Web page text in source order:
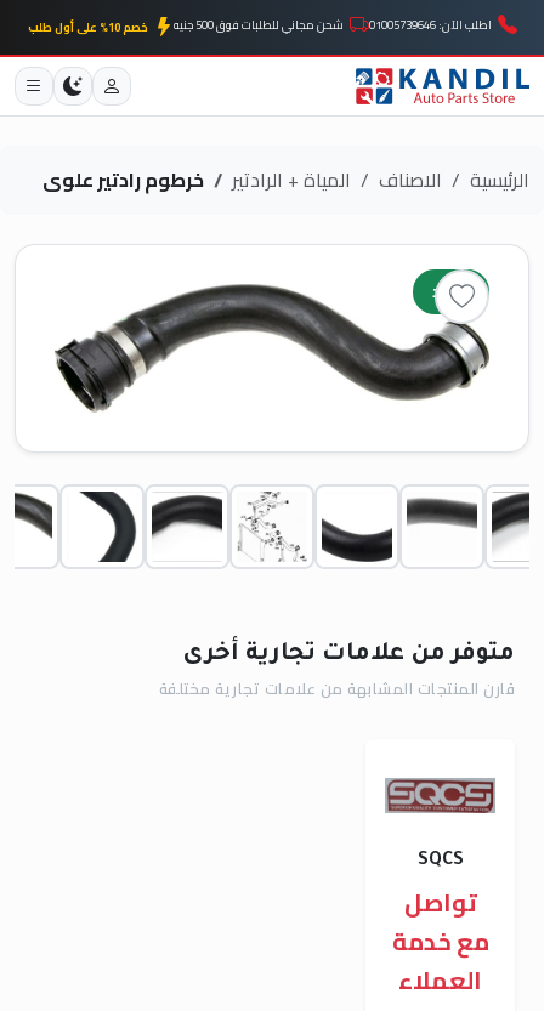
اطلب الآن: 01005739646 شحن مجاني للطلبات فوق 500 جنيه خصم 10% على أول طلب
الرئيسية الاصناف المياة + الرادتير خرطوم رادتير علوى
جديد
متوفر من علامات تجارية أخرى
قارن المنتجات المشابهة من علامات تجارية مختلفة
SQCS
تواصل
مع خدمة
العملاء